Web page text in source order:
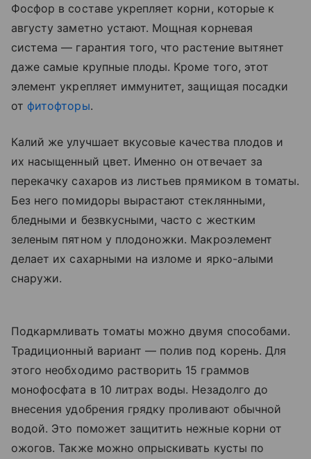
Фосфор в составе укрепляет корни, которые к
августу заметно устают. Мощная корневая
система — гарантия того, что растение вытянет
даже самые крупные плоды. Кроме того, этот
элемент укрепляет иммунитет, защищая посадки
от фитофторы.
Калий же улучшает вкусовые качества плодов и
их насыщенный цвет. Именно он отвечает за
перекачку сахаров из листьев прямиком в томаты.
Без него помидоры вырастают стеклянными,
бледными и безвкусными, часто с жестким
зеленым пятном у плодоножки. Макроэлемент
делает их сахарными на изломе и ярко-алыми
снаружи.
Подкармливать томаты можно двумя способами.
Традиционный вариант — полив под корень. Для
этого необходимо растворить 15 граммов
монофосфата в 10 литрах воды. Незадолго до
внесения удобрения грядку проливают обычной
водой. Это поможет защитить нежные корни от
ожогов. Также можно опрыскивать кусты по